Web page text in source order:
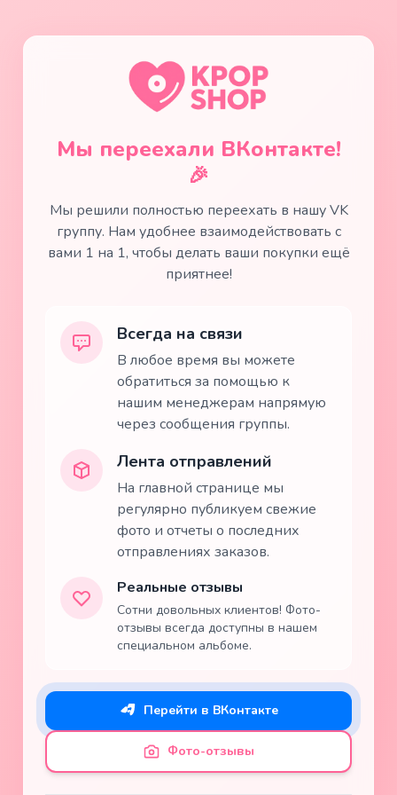
Мы переехали ВКонтакте!
🎉
Мы решили полностью переехать в нашу VK
группу. Нам удобнее взаимодействовать с
вами 1 на 1, чтобы делать ваши покупки ещё
приятнее!
Всегда на связи
В любое время вы можете
обратиться за помощью к
нашим менеджерам напрямую
через сообщения группы.
Лента отправлений
На главной странице мы
регулярно публикуем свежие
фото и отчеты о последних
отправлениях заказов.
Реальные отзывы
Сотни довольных клиентов! Фото-
отзывы всегда доступны в нашем
специальном альбоме.
Перейти в ВКонтакте
Фото-отзывы